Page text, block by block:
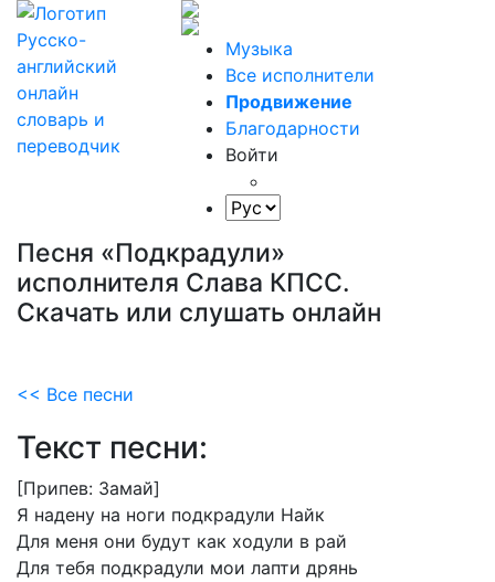
Музыка
Все исполнители
Продвижение
Благодарности
Войти
Песня «Подкрадули»
исполнителя Слава КПСС.
Скачать или слушать онлайн
<< Все песни
Текст песни:
[Припев: Замай]
Я надену на ноги подкрадули Найк
Для меня они будут как ходули в рай
Для тебя подкрадули мои лапти дрянь